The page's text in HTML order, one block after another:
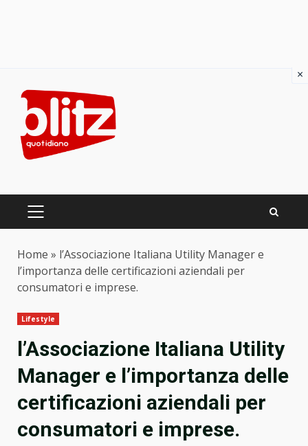
content
PRIMARY
Home » l’Associazione Italiana Utility Manager e
l’importanza delle certificazioni aziendali per
consumatori e imprese.
Lifestyle
l’Associazione Italiana Utility
Manager e l’importanza delle
certificazioni aziendali per
consumatori e imprese.
×